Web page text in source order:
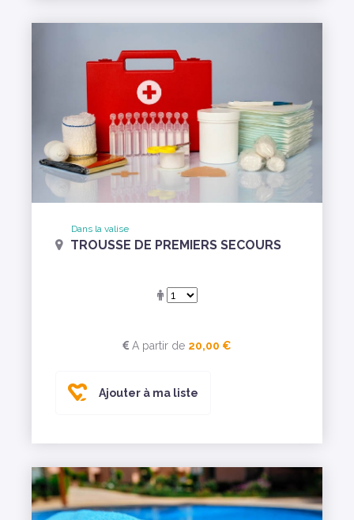
Dans la valise
TROUSSE DE PREMIERS SECOURS
A partir de 20,00 €
Ajouter à ma liste